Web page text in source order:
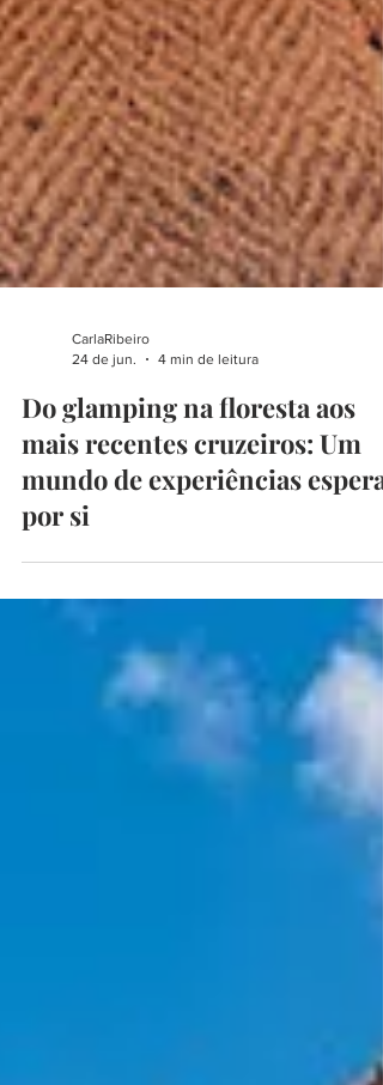
CarlaRibeiro
24 de jun.
4 min de leitura
Do glamping na floresta aos
mais recentes cruzeiros: Um
mundo de experiências espera